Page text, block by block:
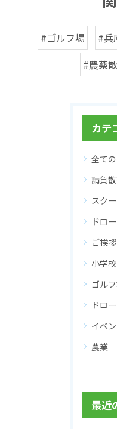
#ゴルフ場 #兵
#農薬
カテ
全て
請負
スク
ドロ
ご挨拶
小学
ゴル
ドロ
イベ
農業
最近